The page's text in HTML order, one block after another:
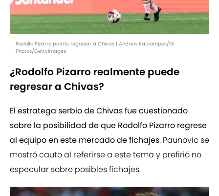
Rodolfo Pizarro podría regresar a Chivas | Andrew Katsampes/ISI
Photos/GettyImages
¿Rodolfo Pizarro realmente puede
regresar a Chivas?
El estratega serbio de Chivas fue cuestionado
sobre la posibilidad de que Rodolfo Pizarro regrese
al equipo en este mercado de fichajes. Paunovic se
mostró cauto al referirse a este tema y prefirió no
especular sobre posibles fichajes.